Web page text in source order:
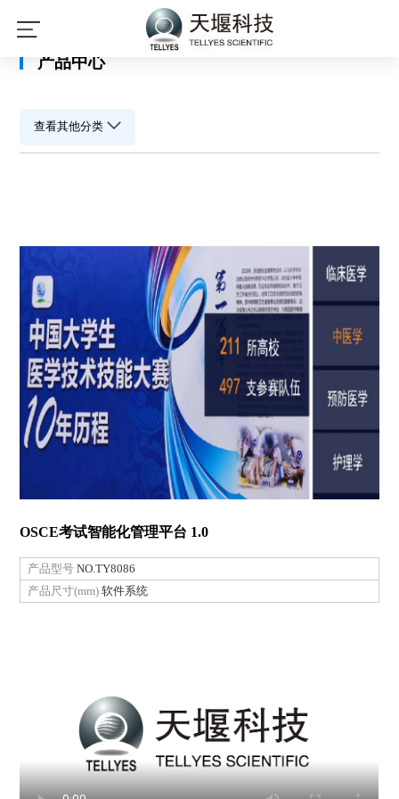
产品中心
查看其他分类
OSCE考试智能化管理平台 1.0
产品型号 NO.TY8086
产品尺寸(mm) 软件系统